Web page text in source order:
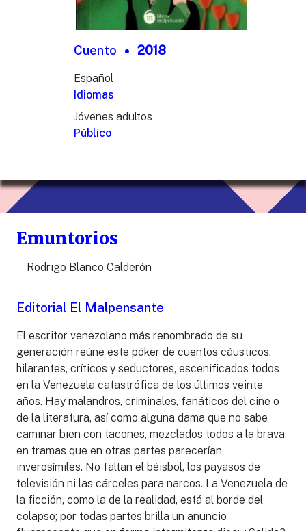
Cuento 2018
Español
Idiomas
Jóvenes adultos
Público
Emuntorios
Rodrigo Blanco Calderón
Editorial El Malpensante
El escritor venezolano más renombrado de su
generación reúne este póker de cuentos cáusticos,
hilarantes, críticos y seductores, escenificados todos
en la Venezuela catastrófica de los últimos veinte
años. Hay malandros, criminales, fanáticos del cine o
de la literatura, así como alguna dama que no sabe
caminar bien con tacones, mezclados todos a la brava
en tramas que en otras partes parecerían
inverosímiles. No faltan el béisbol, los payasos de
televisión ni las cárceles para narcos. La Venezuela de
la ficción, como la de la realidad, está al borde del
colapso; por todas partes brilla un anuncio